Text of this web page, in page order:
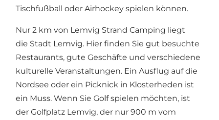
Tischfußball oder Airhockey spielen können.
Nur 2 km von Lemvig Strand Camping liegt
die Stadt Lemvig. Hier finden Sie gut besuchte
Restaurants, gute Geschäfte und verschiedene
kulturelle Veranstaltungen. Ein Ausflug auf die
Nordsee oder ein Picknick in Klosterheden ist
ein Muss. Wenn Sie Golf spielen möchten, ist
der Golfplatz Lemvig, der nur 900 m vom